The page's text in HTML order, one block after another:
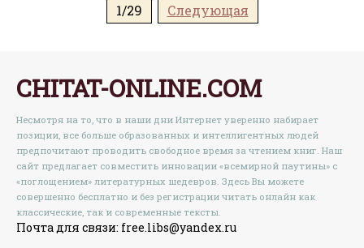
1/29 Следующая
CHITAT-ONLINE.COM
Несмотря на то, что в наши дни Интернет уверенно набирает
позиции, все больше образованных и интеллигентных людей
предпочитают проводить свободное время за чтением книг. Наш
сайт предлагает совместить инновации «всемирной паутины» с
«поглощением» литературных шедевров. Здесь Вы можете
совершенно бесплатно и без регистрации читать онлайн как
классические, так и современные тексты.
Почта для связи: free.libs@yandex.ru